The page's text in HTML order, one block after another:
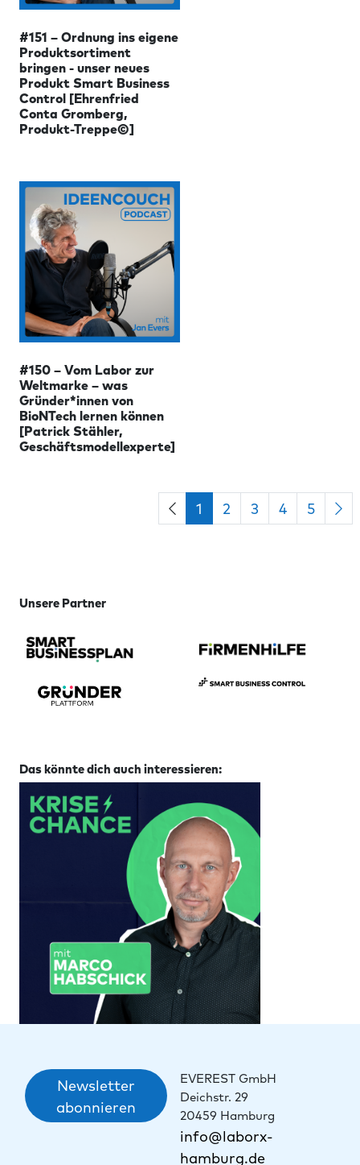
#151 – Ordnung ins eigene
Produktsortiment
bringen - unser neues
Produkt Smart Business
Control [Ehrenfried
Conta Gromberg,
Produkt-Treppe©]
#150 – Vom Labor zur
Weltmarke – was
Gründer*innen von
BioNTech lernen können
[Patrick Stähler,
Geschäftsmodellexperte]
1 2 3 4 5
Unsere Partner
Das könnte dich auch interessieren:
Newsletter
abonnieren
EVEREST GmbH
Deichstr. 29
20459 Hamburg
info@laborx-
hamburg.de